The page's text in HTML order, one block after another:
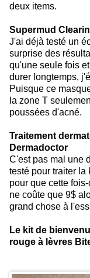
deux items.
Supermud
J'ai déjà testé un
surprise des
qu'une seule fois
durer longtemps,
Puisque ce
la zone T
poussées d'acné.
Traitement
Dermadoctor
C'est pas mal une
testé pour traiter la
pour que cette
ne coûte que 9$
grand chose à
Le kit de
rouge à lèvres